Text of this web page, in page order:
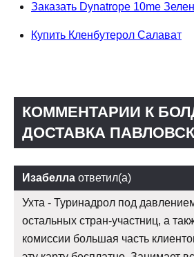
Заказать Dynatrope 10me
Купить Кленбутерол Салават
КОММЕНТАРИИ К
ДОСТАВКА
Изабелла ответил(а)
Ухта - Туринадрол под
остальных стран-участниц, а
комиссии большая часть